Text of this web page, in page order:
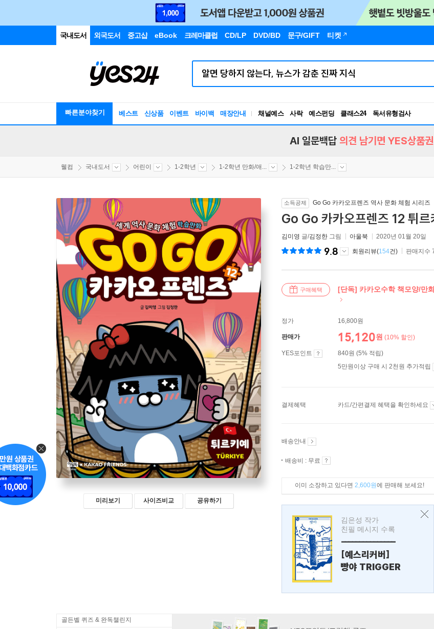
국내도서 외국도서 중고샵 eBook 크레마클럽 CD/LP DVD/BD 문구/GIFT 티켓
빠른분야찾기 베스트 신상품 이벤트 바이백 매장안내 채널예스 사락 예스펀딩 클래스24
RBTI Lab
독서유형검사
AI 일문백답 의견 남기면 YES상품
웰컴 국내도서 어린이 1-2학년 1-2학년 만화/애... 1-2학년 학습만...
미리보기 사이즈비교 공유하기
소득공제 Go Go 카카오프렌즈 역사 문화 체험 시리즈
Go Go 카카오프렌즈 12 튀르
김미영 글/김정한 그림 아울북 2020년 01월 20일
9.8 회원리뷰(154건) 판매지수
구매혜택 [단독] 카카오수학 책모양/만
정가 16,800원
판매가 15,120원 (10% 할인)
YES포인트
840원 (5% 적립)
5만원이상 구매 시 2천원 추가적립
결제혜택 카드/간편결제 혜택을 확인하세요
배송안내
배송비 : 무료
이미 소장하고 있다면 2,600원에 판매해 보세요!
김은성 작가
친필 메시지 수록
---------------
[예스리커버]
빵야 TRIGGER
골든벨 퀴즈 & 완독챌린지